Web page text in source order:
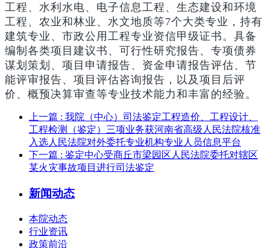
工程、水利水电、电子信息工程、生态建设和环境
工程、农业和林业、水文地质等7个大类专业，持有
建筑专业、市政公用工程专业资信甲级证书。具备
编制各类项目建议书、可行性研究报告、专项债券
谋划策划、项目申请报告、资金申请报告评估、节
能评审报告、项目评估咨询报告，以及项目后评
价、概预决算审查等专业技术能力和丰富的经验。
上一篇 : 我院（中心）司法鉴定工程造价、工程设计、
工程检测（鉴定）三项业务获河南省高级人民法院核准
入选人民法院对外委托专业机构专业人员信息平台
下一篇 : 鉴定中心受商丘市梁园区人民法院委托对辖区
某火灾事故项目进行司法鉴定
新闻动态
本院动态
行业资讯
政策前沿